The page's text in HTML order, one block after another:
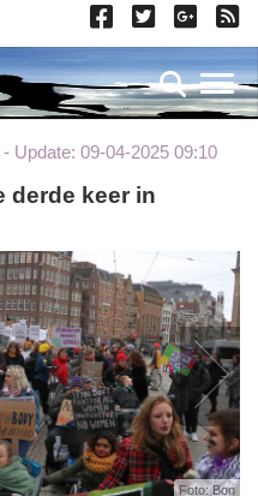
Update: 09-04-2025 09:10
Foto: Bon